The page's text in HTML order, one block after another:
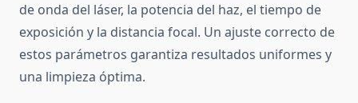
de onda del láser, la potencia del haz, el tiempo de
exposición y la distancia focal. Un ajuste correcto de
estos parámetros garantiza resultados uniformes y
una limpieza óptima.